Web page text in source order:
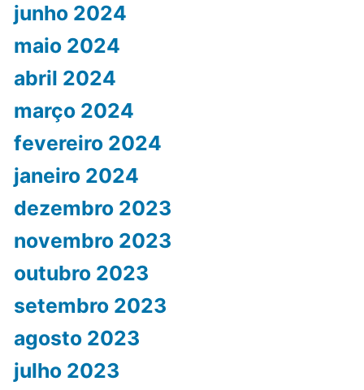
junho 2024
maio 2024
abril 2024
março 2024
fevereiro 2024
janeiro 2024
dezembro 2023
novembro 2023
outubro 2023
setembro 2023
agosto 2023
julho 2023